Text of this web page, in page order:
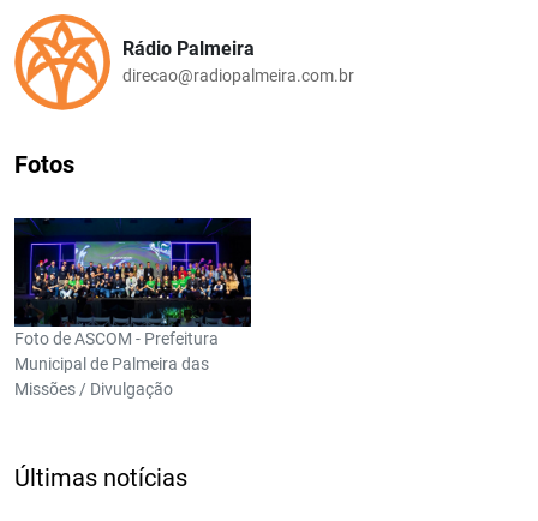
Rádio Palmeira
direcao@radiopalmeira.com.br
Fotos
Foto de ASCOM - Prefeitura
Municipal de Palmeira das
Missões / Divulgação
Últimas notícias